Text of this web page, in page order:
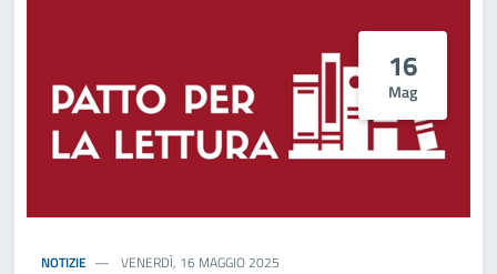
16
Mag
NOTIZIE VENERDÌ, 16 MAGGIO 2025